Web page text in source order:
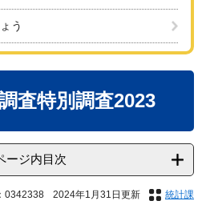
う
査特別調査2023
ージ内目次
0342338 2024年1月31日更新 統計課